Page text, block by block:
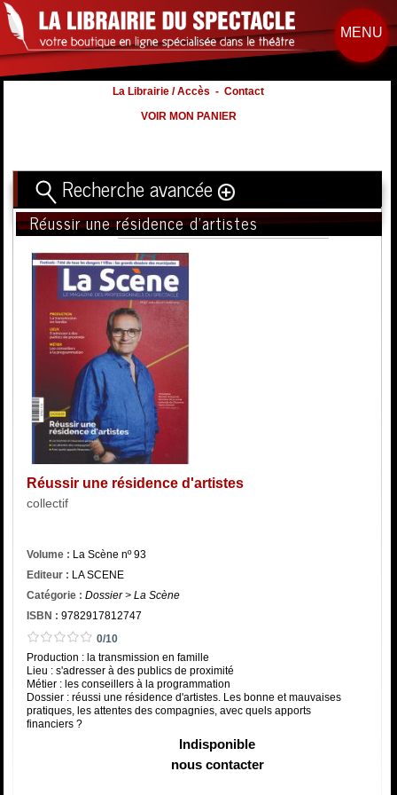
MENU
La Librairie / Accès -Contact
VOIR MON PANIER
Recherche avancée
Titre
Distribution:
Nb. d'hommes :
Nb. Femmes
Nb. Enfants
à
Catégorie
Réussir une résidence d'artistes
Réussir une résidence d'artistes
collectif
Volume : La Scène nº 93
Editeur : LA SCENE
Catégorie : Dossier > La Scène
ISBN : 9782917812747
0/10
Production : la transmission en famille
Lieu : s'adresser à des publics de proximité
Métier : les conseillers à la programmation
Dossier : réussi une résidence d'artistes. Les bonne et mauvaises
pratiques, les attentes des compagnies, avec quels apports
financiers ?
Indisponible
nous contacter